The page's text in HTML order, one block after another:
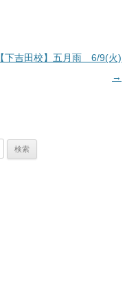
【下吉田校】五月雨 6/9(火)
→